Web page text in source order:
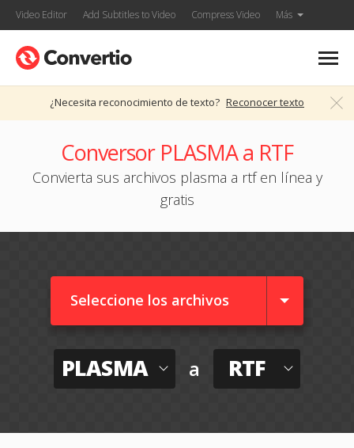
Video Editor Add Subtitles to Video Compress Video Más
¿Necesita reconocimiento de texto? Reconocer texto
Conversor PLASMA a RTF
Convierta sus archivos plasma a rtf en línea y
gratis
Seleccione los archivos
PLASMA a RTF